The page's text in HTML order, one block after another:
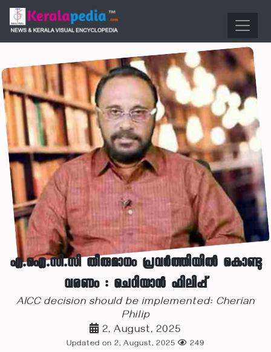
എ.ഐ.സി.സി തീരുമാനം പ്രവർത്തിയിൽ കൊണ്ടു
വരണം : ചെറിയാൻ ഫിലിപ്പ്
AICC decision should be implemented: Cherian
Philip
2, August, 2025
Updated on 2, August, 2025 249